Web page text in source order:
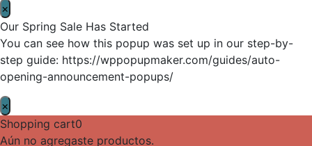
×
Our Spring Sale Has Started
You can see how this popup was set up in our step-by-
step guide: https://wppopupmaker.com/guides/auto-
opening-announcement-popups/
×
Shopping cart0
Aún no agregaste productos.